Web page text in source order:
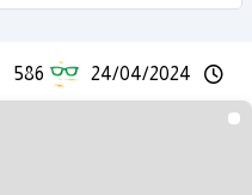
24/04/2024
586